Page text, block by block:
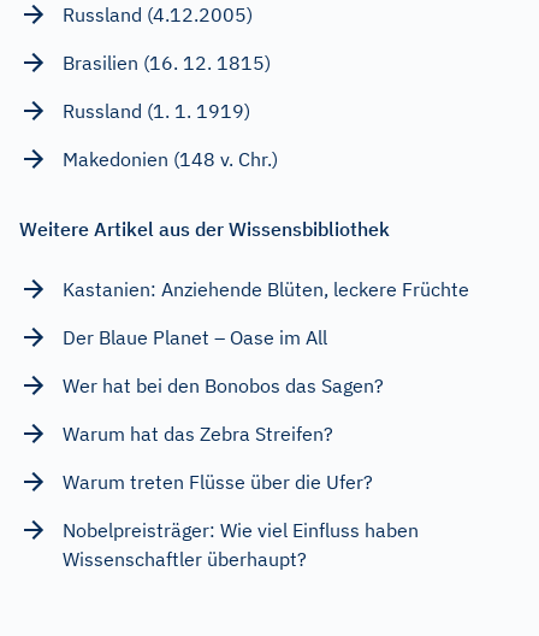
Russland (4.12.2005)
Brasilien (16. 12. 1815)
Russland (1. 1. 1919)
Makedonien (148 v. Chr.)
Weitere Artikel aus der Wissensbibliothek
Kastanien: Anziehende Blüten, leckere Früchte
Der Blaue Planet – Oase im All
Wer hat bei den Bonobos das Sagen?
Warum hat das Zebra Streifen?
Warum treten Flüsse über die Ufer?
Nobelpreisträger: Wie viel Einfluss haben
Wissenschaftler überhaupt?